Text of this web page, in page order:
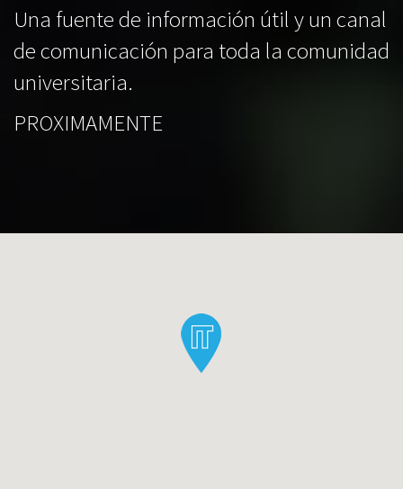
Una fuente de información útil y un canal
de comunicación para toda la comunidad
universitaria.
PROXIMAMENTE